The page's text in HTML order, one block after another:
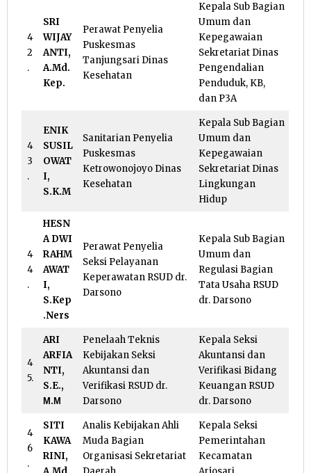
4
2
.
SRI
WIJAY
ANTI,
A.Md.
Kep.
Perawat Penyelia
Puskesmas
Tanjungsari Dinas
Kesehatan
Kepala Sub Bagian
Umum dan
Kepegawaian
Sekretariat Dinas
Pengendalian
Penduduk, KB,
dan P3A
4
3
.
ENIK
SUSIL
OWAT
I,
S.K.M
Sanitarian Penyelia
Puskesmas
Ketrowonojoyo Dinas
Kesehatan
Kepala Sub Bagian
Umum dan
Kepegawaian
Sekretariat Dinas
Lingkungan
Hidup
4
4
.
HESN
A DWI
RAHM
AWAT
I,
S.Kep
.Ners
Perawat Penyelia
Seksi Pelayanan
Keperawatan RSUD dr.
Darsono
Kepala Sub Bagian
Umum dan
Regulasi Bagian
Tata Usaha RSUD
dr. Darsono
4
5.
ARI
ARFIA
NTI,
S.E.,
Μ.Μ
Penelaah Teknis
Kebijakan Seksi
Akuntansi dan
Verifikasi RSUD dr.
Darsono
Kepala Seksi
Akuntansi dan
Verifikasi Bidang
Keuangan RSUD
dr. Darsono
4
6
.
SITI
KAWA
RINI,
Analis Kebijakan Ahli
Muda Bagian
Organisasi Sekretariat
Kepala Seksi
Pemerintahan
Kecamatan